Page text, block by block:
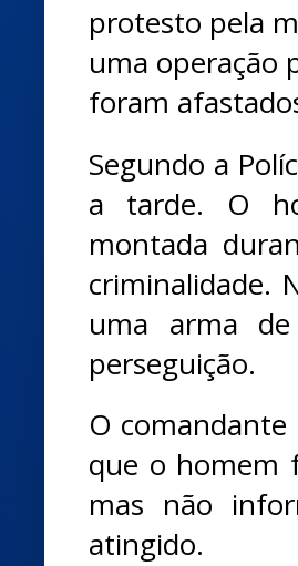
protesto pela
uma operação
foram
Segundo a
a tarde. O
montada
criminalidade.
uma arma
perseguição.
O comandante
que o homem
mas não
atingido.